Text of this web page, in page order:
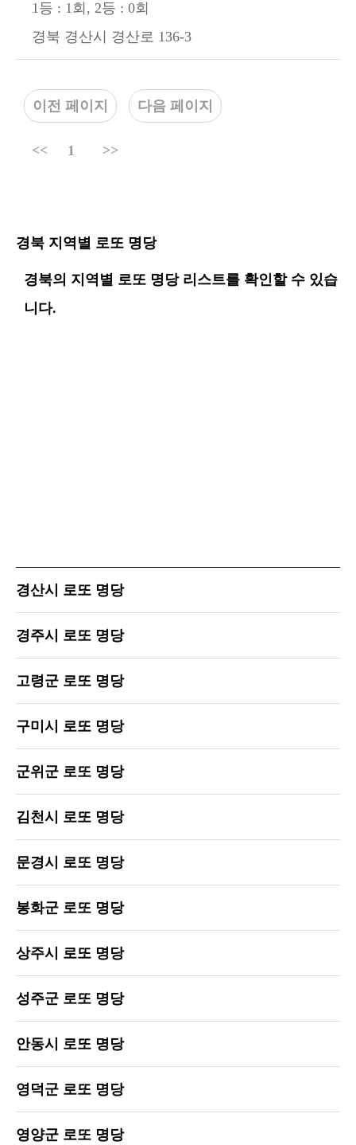
1등 : 1회, 2등 : 0회
경북 경산시 경산로 136-3
이전 페이지 다음 페이지
<< 1 >>
경북 지역별 로또 명당
경북의 지역별 로또 명당 리스트를 확인할 수 있습
니다.
경산시 로또 명당
경주시 로또 명당
고령군 로또 명당
구미시 로또 명당
군위군 로또 명당
김천시 로또 명당
문경시 로또 명당
봉화군 로또 명당
상주시 로또 명당
성주군 로또 명당
안동시 로또 명당
영덕군 로또 명당
영양군 로또 명당